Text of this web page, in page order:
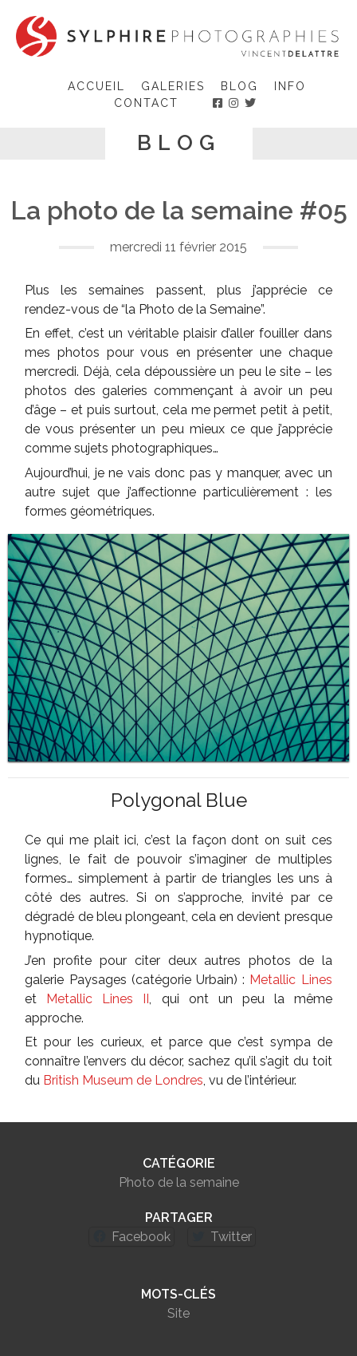
content
ACCUEIL GALERIES BLOG
INFO
CONTACT
BLOG
La photo de la semaine #05
mercredi 11 février 2015
Plus les semaines passent, plus j’apprécie ce
rendez-vous de “la Photo de la Semaine”.
En effet, c’est un véritable plaisir d’aller fouiller dans
mes photos pour vous en présenter une chaque
mercredi. Déjà, cela dépoussière un peu le site – les
photos des galeries commençant à avoir un peu
d’âge – et puis surtout, cela me permet petit à petit,
de vous présenter un peu mieux ce que j’apprécie
comme sujets photographiques…
Aujourd’hui, je ne vais donc pas y manquer, avec un
autre sujet que j’affectionne particulièrement : les
formes géométriques.
Polygonal Blue
Ce qui me plait ici, c’est la façon dont on suit ces
lignes, le fait de pouvoir s’imaginer de multiples
formes… simplement à partir de triangles les uns à
côté des autres. Si on s’approche, invité par ce
dégradé de bleu plongeant, cela en devient presque
hypnotique.
J’en profite pour citer deux autres photos de la
galerie Paysages (catégorie Urbain) : Metallic Lines
et Metallic Lines II , qui ont un peu la même
approche.
Et pour les curieux, et parce que c’est sympa de
connaître l’envers du décor, sachez qu’il s’agit du toit
du British Museum de Londres, vu de l’intérieur.
CATÉGORIE
Photo de la semaine
PARTAGER
Facebook
Twitter
MOTS-CLÉS
Site